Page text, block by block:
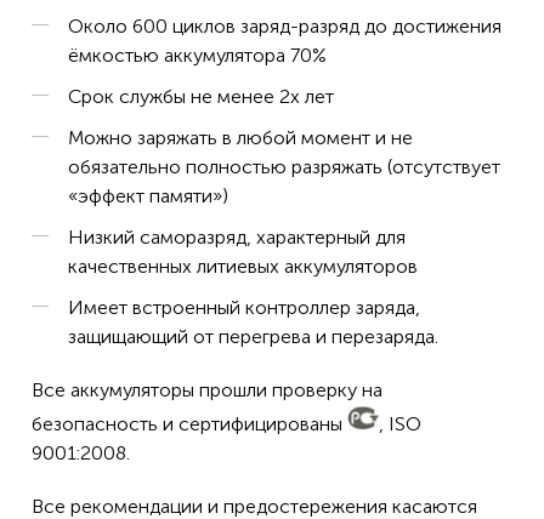
Около 600 циклов заряд-разряд до достижения
ёмкостью аккумулятора 70%
Срок службы не менее 2х лет
Можно заряжать в любой момент и не
обязательно полностью разряжать (отсутствует
«эффект памяти»)
Низкий саморазряд, характерный для
качественных литиевых аккумуляторов
Имеет встроенный контроллер заряда,
защищающий от перегрева и перезаряда.
Все аккумуляторы прошли проверку на
безопасность и сертифицированы
, ISO
9001:2008.
Все рекомендации и предостережения касаются